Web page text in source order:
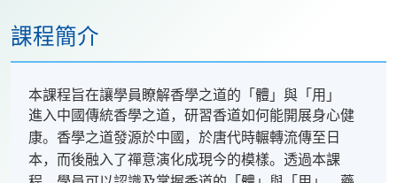
課程簡介
本課程旨在讓學員瞭解香學之道的「體」與「用」
進入中國傳統香學之道，研習香道如何能開展身心健
康。香學之道發源於中國，於唐代時輾轉流傳至日
本，而後融入了禪意演化成現今的模樣。透過本課